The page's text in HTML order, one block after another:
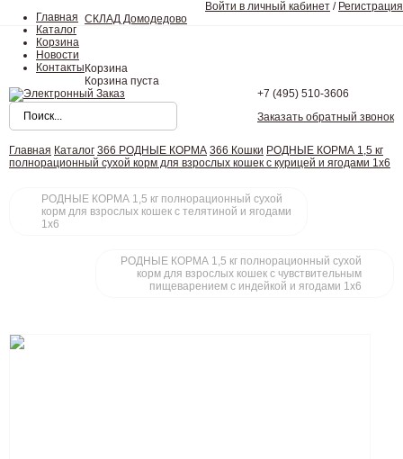
Главная
Каталог
Корзина
Новости
Контакты
Войти в личный кабинет / Регистрация
СКЛАД Домодедово
Корзина
Корзина пуста
+7 (495) 510-3606
Заказать обратный звонок
Главная Каталог 366 РОДНЫЕ КОРМА 366 Кошки РОДНЫЕ КОРМА 1,5 кг
полнорационный сухой корм для взрослых кошек с курицей и ягодами 1х6
РОДНЫЕ КОРМА 1,5 кг полнорационный сухой
корм для взрослых кошек с телятиной и ягодами
1х6
РОДНЫЕ КОРМА 1,5 кг полнорационный сухой
корм для взрослых кошек с чувствительным
пищеварением с индейкой и ягодами 1х6